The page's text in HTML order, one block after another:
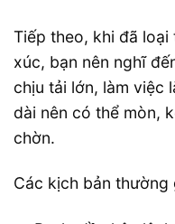
Tiếp theo, khi đã
xúc, bạn nên nghĩ
chịu tải lớn, làm việc
dài nên có thể mòn,
chờn.
Các kịch bản thường